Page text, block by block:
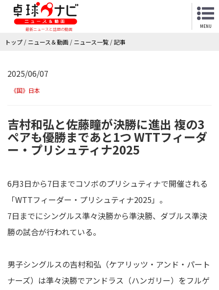
最新ニュースと話題の動画
MENU
トップ / ニュース＆動画 / ニュース一覧 /記事
2025/06/07
《国》日本
吉村和弘と佐藤瞳が決勝に進出 複の3
ペアも優勝まであと1つ WTTフィーダ
ー・プリシュティナ2025
6月3日から7日までコソボのプリシュティナで開催される
「WTTフィーダー・プリシュティナ2025」。
7日までにシングルス準々決勝から準決勝、ダブルス準決
勝の試合が行われている。
男子シングルスの吉村和弘（ケアリッツ・アンド・パート
ナーズ）は準々決勝でアンドラス（ハンガリー）をフルゲ